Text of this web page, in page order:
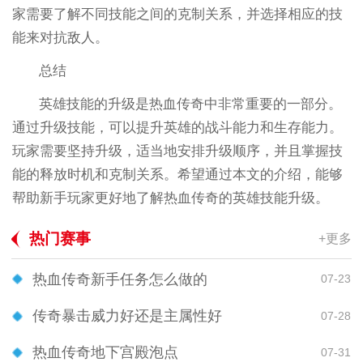
家需要了解不同技能之间的克制关系，并选择相应的技
能来对抗敌人。
总结
英雄技能的升级是热血传奇中非常重要的一部分。
通过升级技能，可以提升英雄的战斗能力和生存能力。
玩家需要坚持升级，适当地安排升级顺序，并且掌握技
能的释放时机和克制关系。希望通过本文的介绍，能够
帮助新手玩家更好地了解热血传奇的英雄技能升级。
热门赛事 +更多
热血传奇新手任务怎么做的 07-23
传奇暴击威力好还是主属性好 07-28
热血传奇地下宫殿泡点 07-31